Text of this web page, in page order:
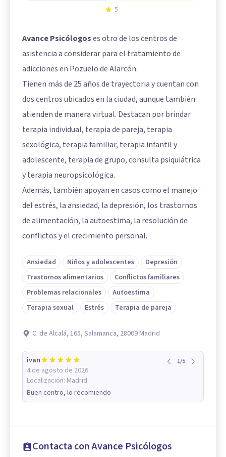
5
Avance Psicólogoses otro de los centros de
asistencia a considerar para el tratamiento de
adicciones en Pozuelo de Alarcón.
Tienen más de 25 años de trayectoria y cuentan con
dos centros ubicados en la ciudad, aunque también
atienden de manera virtual. Destacan por brindar
terapia individual, terapia de pareja, terapia
sexológica, terapia familiar, terapia infantil y
adolescente, terapia de grupo, consulta psiquiátrica
y terapia neuropsicológica.
Además, también apoyan en casos como el manejo
del estrés, la ansiedad, la depresión, los trastornos
de alimentación, la autoestima, la resolución de
conflictos y el crecimiento personal.
Ansiedad Niños y adolescentes
Depresión
Trastornos alimentarios
Conflictos familiares
Problemas relacionales
Autoestima
Terapia sexual
Estrés Terapia de pareja
C. de Alcalá, 165, Salamanca, 28009 Madrid
ivan
4 de agosto de 2026
Localización: Madrid
1/5
Buen centro, lo recomiendo
Contacta con Avance Psicólogos